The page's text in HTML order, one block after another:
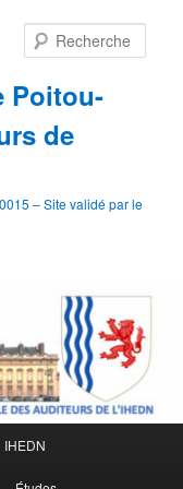
Poitou-
de
– Site validé par le
IHEDN